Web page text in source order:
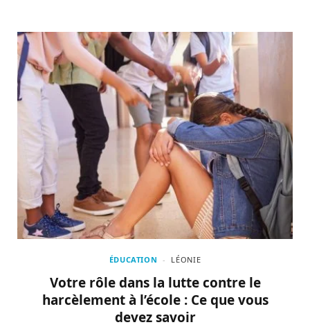
ÉDUCATION LÉONIE
Votre rôle dans la lutte contre le
harcèlement à l’école : Ce que vous
devez savoir